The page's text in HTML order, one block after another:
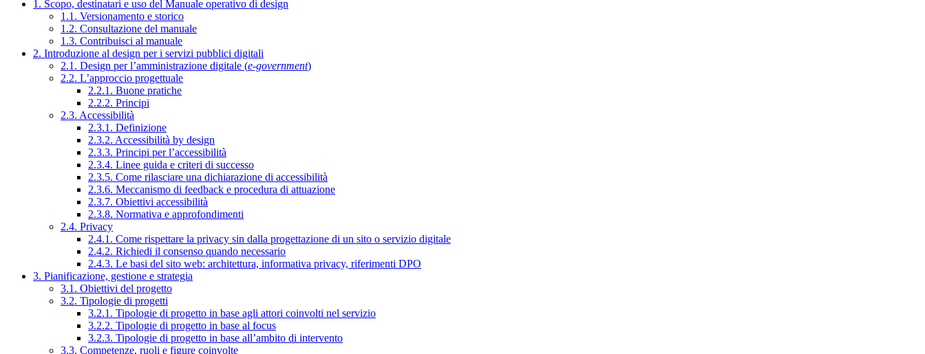
1. Scopo, destinatari e uso del Manuale operativo di design
1.1. Versionamento e storico
1.2. Consultazione del manuale
1.3. Contribuisci al manuale
2. Introduzione al design per i servizi pubblici digitali
2.1. Design per l’amministrazione digitale (e-government)
2.2. L’approccio progettuale
2.2.1. Buone pratiche
2.2.2. Principi
2.3. Accessibilità
2.3.1. Definizione
2.3.2. Accessibilità by design
2.3.3. Principi per l’accessibilità
2.3.4. Linee guida e criteri di successo
2.3.5. Come rilasciare una dichiarazione di accessibilità
2.3.6. Meccanismo di feedback e procedura di attuazione
2.3.7. Obiettivi accessibilità
2.3.8. Normativa e approfondimenti
2.4. Privacy
2.4.1. Come rispettare la privacy sin dalla progettazione di un sito o servizio digitale
2.4.2. Richiedi il consenso quando necessario
2.4.3. Le basi del sito web: architettura, informativa privacy, riferimenti DPO
3. Pianificazione, gestione e strategia
3.1. Obiettivi del progetto
3.2. Tipologie di progetti
3.2.1. Tipologie di progetto in base agli attori coinvolti nel servizio
3.2.2. Tipologie di progetto in base al focus
3.2.3. Tipologie di progetto in base all’ambito di intervento
3.3. Competenze, ruoli e figure coinvolte